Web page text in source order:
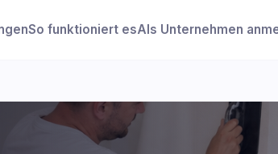
So funktioniert esAls Unternehmen